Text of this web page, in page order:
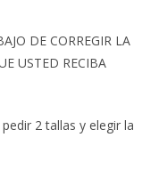
DE CORREGIR LA
USTED RECIBA
2 tallas y elegir la